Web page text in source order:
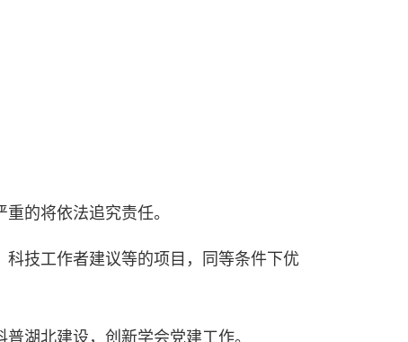
的将依法追究责任。
科技工作者建议等的项目，同等条件下优
湖北建设，创新学会党建工作。